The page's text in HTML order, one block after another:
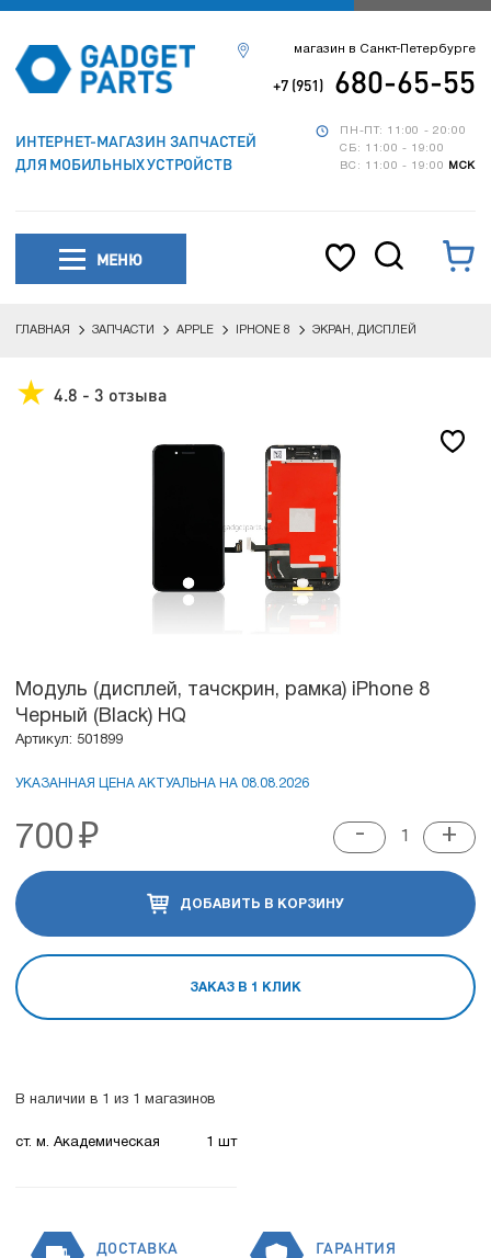
ИНТЕРНЕТ-МАГАЗИН ЗАПЧАСТЕЙ
ДЛЯ МОБИЛЬНЫХ УСТРОЙСТВ
ПН-ПТ: 11:00 - 20:00
СБ: 11:00 - 19:00
ВС: 11:00 - 19:00
МСК
магазин в Санкт-Петербурге
+7 (951) 680-65-55
МЕНЮ
ГЛАВНАЯ ЗАПЧАСТИ APPLE IPHONE 8 ЭКРАН, ДИСПЛЕЙ
4.8 - 3 отзыва
Модуль (дисплей, тачскрин, рамка) iPhone 8
Черный (Black) HQ
Артикул: 501899
УКАЗАННАЯ ЦЕНА АКТУАЛЬНА НА 08.08.2026
700 ₽ - +
ДОБАВИТЬ В КОРЗИНУ
ЗАКАЗ В 1 КЛИК
В наличии в 1 из 1 магазинов
1 шт
ст. м. Академическая
ДОСТАВКА
ГАРАНТИЯ